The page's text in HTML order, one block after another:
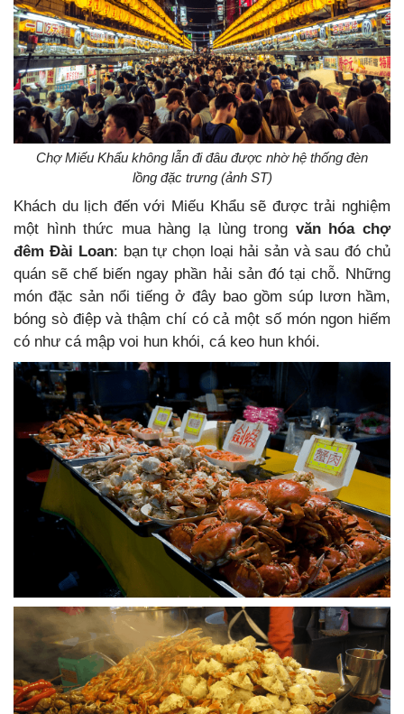
Chợ Miếu Khẩu không lẫn đi đâu được nhờ hệ thống đèn
lồng đặc trưng (ảnh ST)
Khách du lịch đến với Miếu Khẩu sẽ được trải nghiệm
một hình thức mua hàng lạ lùng trong văn hóa chợ
đêm Đài Loan: bạn tự chọn loại hải sản và sau đó chủ
quán sẽ chế biến ngay phần hải sản đó tại chỗ. Những
món đặc sản nổi tiếng ở đây bao gồm súp lươn hầm,
bóng sò điệp và thậm chí có cả một số món ngon hiếm
có như cá mập voi hun khói, cá keo hun khói.